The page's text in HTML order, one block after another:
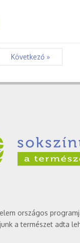
Következő »
országos
a természet adta